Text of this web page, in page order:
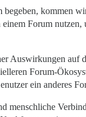
kommen
Forum
Auswirkungen auf
Forum-
ein anderes
menschliche